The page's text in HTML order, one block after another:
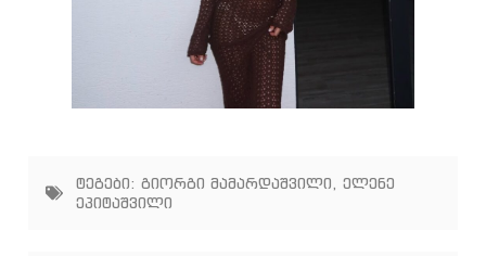
ტეგები: გიორგი მამარდაშვილი, ელენე
ეპიტაშვილი